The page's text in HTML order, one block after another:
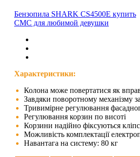
Бензопила SHARK CS4500E купить
СМС для любимой девушки
Характеристики:
Колона може повертатися як
Завдяки поворотному механізму
Тривимірне регулювання
Регулювання корзин по висоті
Корзини надійно фіксуються
Можливість комплектації
Навантага на систему: 80 кг